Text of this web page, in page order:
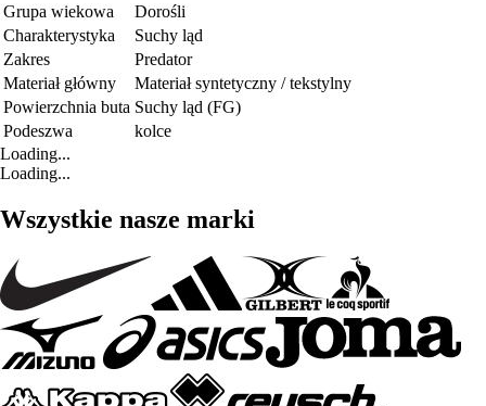
Grupa wiekowa
Dorośli
Charakterystyka
Suchy ląd
Zakres
Predator
Materiał główny
Materiał syntetyczny / tekstylny
Powierzchnia buta Suchy ląd (FG)
Podeszwa
kolce
Loading...
Loading...
Wszystkie nasze marki